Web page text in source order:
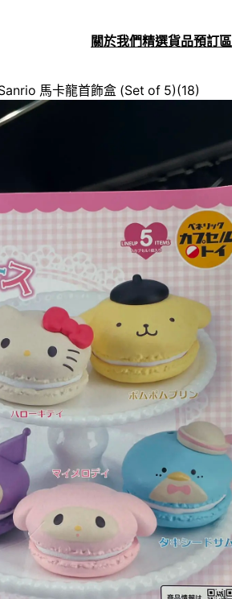
關於我們精選貨品預訂區
馬卡龍首飾盒 (Set of 5)(18)